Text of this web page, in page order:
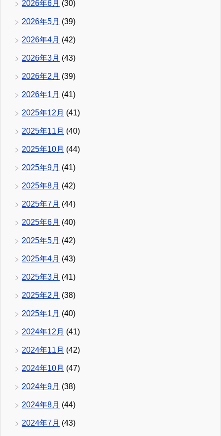
2026年6月 (30)
2026年5月 (39)
2026年4月 (42)
2026年3月 (43)
2026年2月 (39)
2026年1月 (41)
2025年12月 (41)
2025年11月 (40)
2025年10月 (44)
2025年9月 (41)
2025年8月 (42)
2025年7月 (44)
2025年6月 (40)
2025年5月 (42)
2025年4月 (43)
2025年3月 (41)
2025年2月 (38)
2025年1月 (40)
2024年12月 (41)
2024年11月 (42)
2024年10月 (47)
2024年9月 (38)
2024年8月 (44)
2024年7月 (43)